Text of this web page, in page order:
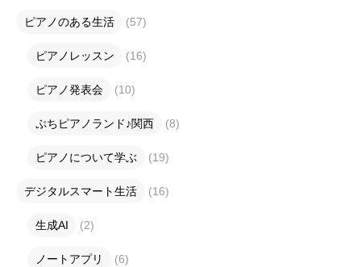
ピアノのある生活 (57)
ピアノレッスン (16)
ピアノ発表会 (10)
ぷちピアノランド♪関西 (8)
ピアノについて学ぶ (19)
デジタルスマート生活 (16)
生成AI (2)
ノートアプリ (6)